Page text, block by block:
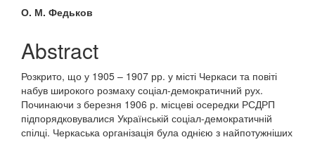
Main
Article
Content
О. М. Федьков
Abstract
Розкрито, що у 1905 – 1907 рр. у місті Черкаси та повіті
набув широкого розмаху соціал-демократичний рух.
Починаючи з березня 1906 р. місцеві осередки РСДРП
підпорядковувалися Українській соціал-демократичній
спілці. Черкаська організація була однією з найпотужніших